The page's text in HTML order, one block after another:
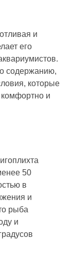
и
его
содержанию,
которые
комфортно и
50
в
и
рыба
и